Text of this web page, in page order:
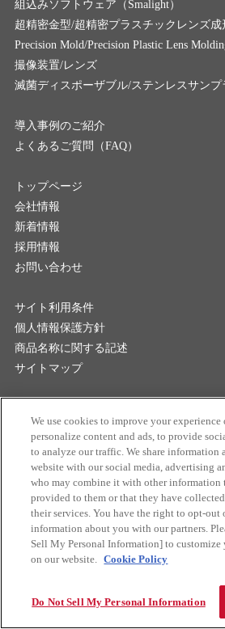
トップページ
会社情報
新着情報
採用情報
お問い合わせ
サイト利用条件
個人情報保護方針
商品名称に関する記述
サイトマップ
組込みソフトウェア（Smalight）
超精密金型/超精密プラスチックレンズ成
Precision Mold/Precision Plastic Lens
撮像装置/レンズ
滅菌ディスポーザブル/ステンレスサンプ
導入事例のご紹介
よくあるご質問（FAQ）
お問い合わ
Copyright2026 Maxell Frontier Co., Ltd.
We use cookies to improve your experience
personalize content and ads, to provide
to analyze our traffic. We share information
website with our social media, advertising
who may combine it with other information
provided to them or that they have
their services. You have the right to opt-out
information about you with our partners.
Sell My Personal Information] to
on our website. Cookie Policy
Do Not Sell My Personal Information